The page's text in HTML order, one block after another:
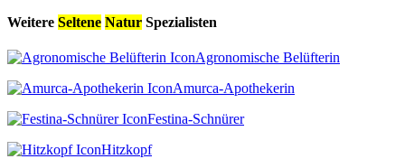
Weitere Seltene Natur Spezialisten
Agronomische Belüfterin
Amurca-Apothekerin
Festina-Schnürer
Hitzkopf